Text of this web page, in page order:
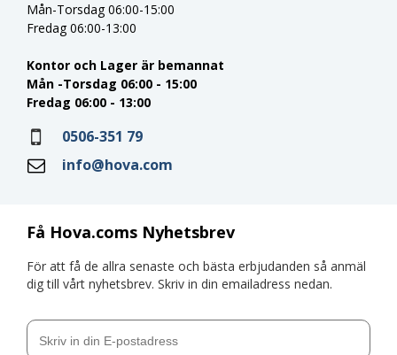
Få Hova.coms Nyhetsbrev
För att få de allra senaste och bästa erbjudanden så anmäl
dig till vårt nyhetsbrev. Skriv in din emailadress nedan.
Mån-Torsdag 06:00-15:00
Fredag 06:00-13:00
Kontor och Lager är bemannat
Mån -Torsdag 06:00 - 15:00
Fredag 06:00 - 13:00
0506-351 79
info@hova.com